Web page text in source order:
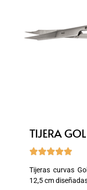
TIJERA

Tijeras curvas
12,5 cm